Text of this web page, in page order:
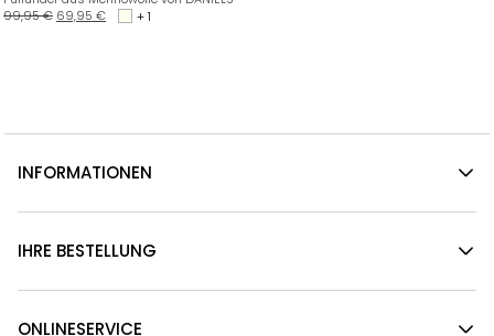
99,95€ 69,95 € + 1
INFORMATIONEN
IHRE BESTELLUNG
ONLINESERVICE